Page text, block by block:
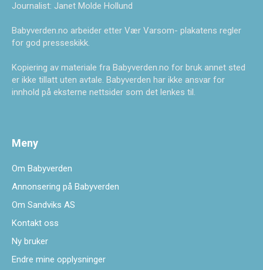
Journalist: Janet Molde Hollund
Babyverden.no arbeider etter Vær Varsom- plakatens regler
for god presseskikk.
Kopiering av materiale fra Babyverden.no for bruk annet sted
er ikke tillatt uten avtale. Babyverden har ikke ansvar for
innhold på eksterne nettsider som det lenkes til.
Meny
Om Babyverden
Annonsering på Babyverden
Om Sandviks AS
Kontakt oss
Ny bruker
Endre mine opplysninger